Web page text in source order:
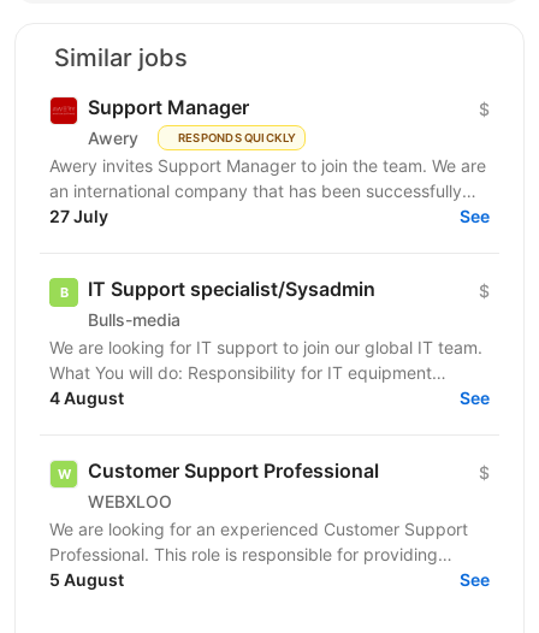
Similar jobs
Support Manager
Awery RESPONDS QUICKLY
$
Awery invites Support Manager to join the team. We are
an international company that has been successfully
launching IT solutions for the aviation industry...
27 July See
IT Support specialist/Sysadmin
Bulls-media
$
We are looking for IT support to join our global IT team.
What You will do: Responsibility for IT equipment
including purchasing Install and upgrade...
4 August See
Customer Support Professional
WEBXLOO
$
We are looking for an experienced Customer Support
Professional. This role is responsible for providing
support and guidance to users and customers across...
5 August See